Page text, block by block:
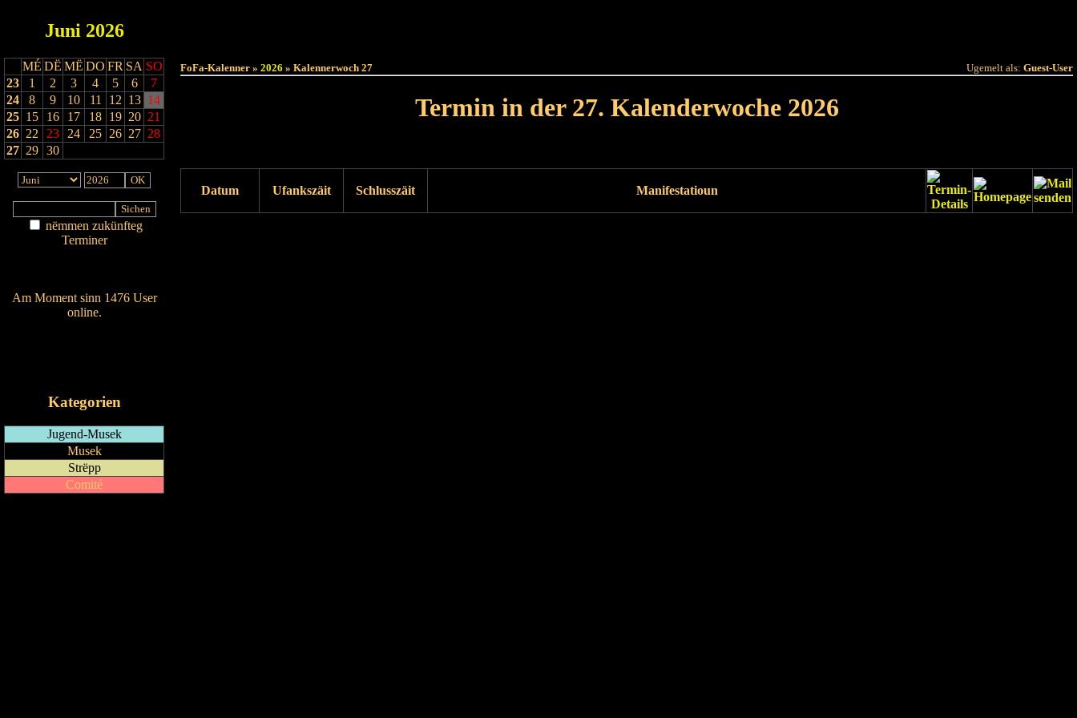
Juni 2026
MÉ DË MË DO FR SA SO
23
1 2 3 4 5 6
7
24
8 9 10 11 12 13 14
25 15 16 17 18 19 20 21
26 22 23 24 25 26 27 28
27 29 30
nëmmen zukünfteg
Terminer
Am Moment sinn 1476 User
online.
Kategorien
Jugend-Musek
Musek
Strëpp
Comité
FoFa-Kalenner » 2026 » Kalennerwoch 27 Ugemelt als: Guest-User
Termin in der 27. Kalenderwoche 2026
Datum Ufankszäit Schlusszäit Manifestatioun